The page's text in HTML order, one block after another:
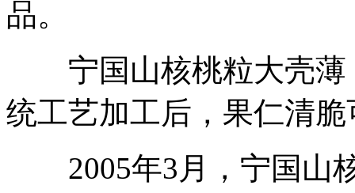
品。
宁国山核桃粒大壳薄
统工艺加工后，果仁清脆
2005年3月，宁国山